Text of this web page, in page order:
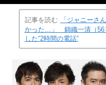
記事を読む
「ジャニーさ
かった…」 錦織一清（56
した“2時間の電話”